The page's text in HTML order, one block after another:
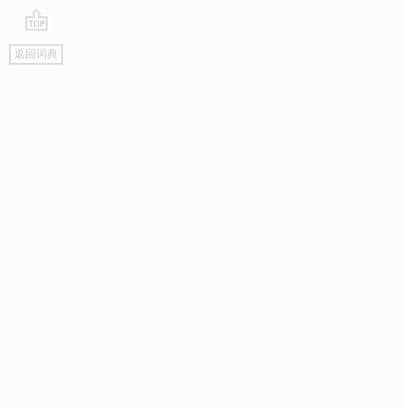
go
top
返回词典